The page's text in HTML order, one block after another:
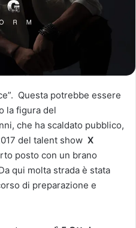
Questa potrebbe essere
la figura del
che ha scaldato pubblico,
del talent show X
posto con un brano
qui molta strada è stata
di preparazione e